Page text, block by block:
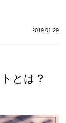
2019.01.29
とは？